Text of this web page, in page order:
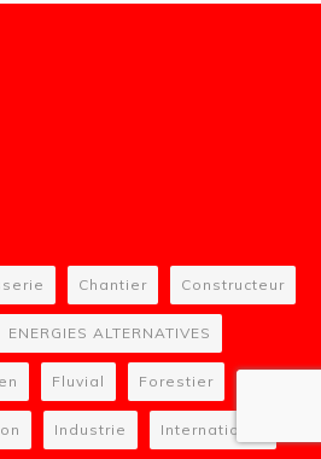
Chantier Constructeur
ENERGIES ALTERNATIVES
Fluvial Forestier
Industrie International